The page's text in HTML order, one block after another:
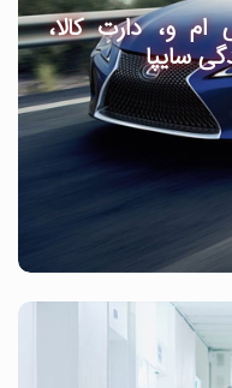
و، دارت کالا،
سایپا